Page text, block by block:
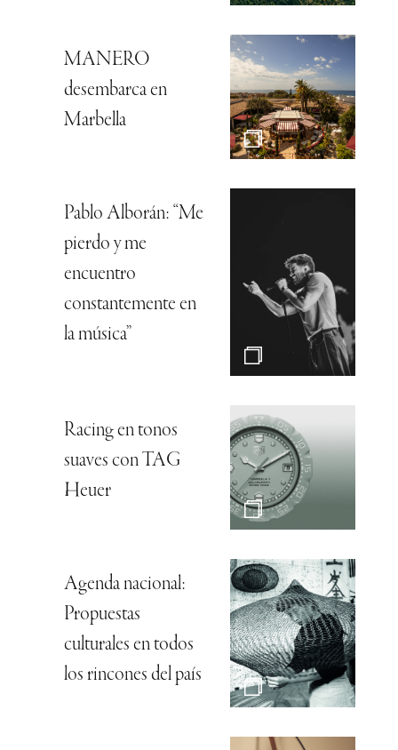
MANERO
desembarca en
Marbella
Pablo Alborán: “Me
pierdo y me
encuentro
constantemente en
la música”
Racing en tonos
suaves con TAG
Heuer
Agenda nacional:
Propuestas
culturales en todos
los rincones del país